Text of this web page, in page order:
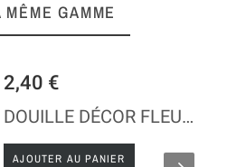
GAMME
2,40 €
DOUILLE DÉCOR FLEUR - INOX
AJOUTER AU PANIER